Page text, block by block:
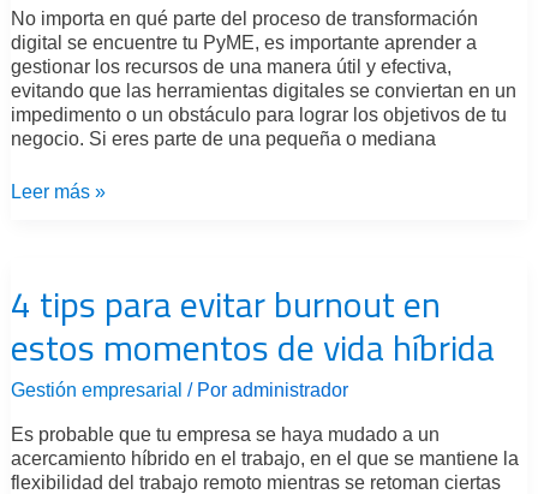
No importa en qué parte del proceso de transformación
digital se encuentre tu PyME, es importante aprender a
gestionar los recursos de una manera útil y efectiva,
evitando que las herramientas digitales se conviertan en un
impedimento o un obstáculo para lograr los objetivos de tu
negocio. Si eres parte de una pequeña o mediana
digital
de
las
PyMES?
Leer más »
4 tips para evitar burnout en
estos momentos de vida híbrida
Gestión empresarial / Por administrador
Es probable que tu empresa se haya mudado a un
acercamiento híbrido en el trabajo, en el que se mantiene la
flexibilidad del trabajo remoto mientras se retoman ciertas
evitar
burnout
en
estos
de
vida
híbrida